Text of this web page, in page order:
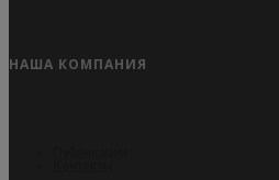
НАША КОМПАНИЯ